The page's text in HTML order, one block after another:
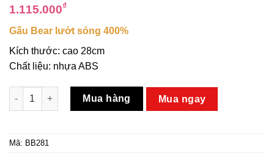
1.115.000₫
Gấu Bear lướt sóng 400%
Kích thước: cao 28cm
Chất liệu: nhựa ABS
Gấu Bear Lướt Sóng 400% số lượng
Mua hàng Mua ngay
Mã: BB281